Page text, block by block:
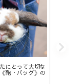
にとって大切な
鞄・バッグ》の